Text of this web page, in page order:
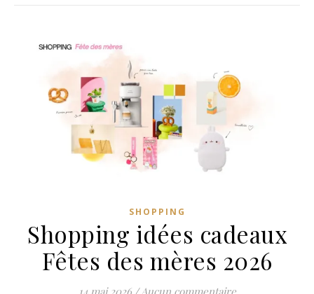
SHOPPING
Shopping idées cadeaux
Fêtes des mères 2026
14 mai 2026 / Aucun commentaire